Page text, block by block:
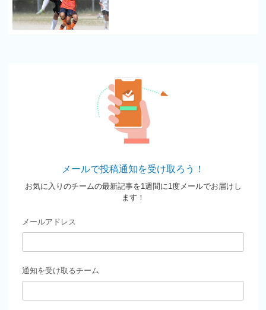
メールで投稿通知を受け取ろう！
お気に入りのチームの最新記事を1週間に1度メールでお届けし
ます！
メールアドレス
通知を受け取るチーム